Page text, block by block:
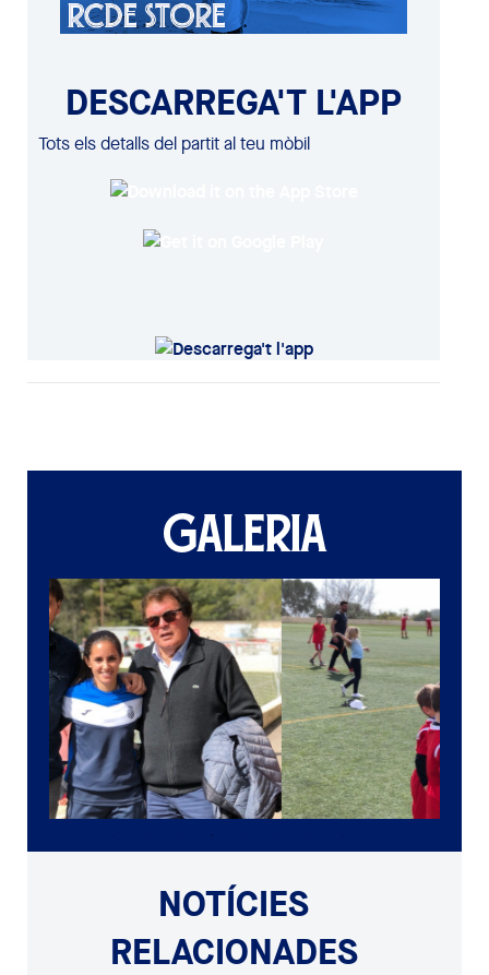
DESCARREGA'T L'APP
Tots els detalls del partit al teu mòbil
GALERIA
NOTÍCIES
RELACIONADES